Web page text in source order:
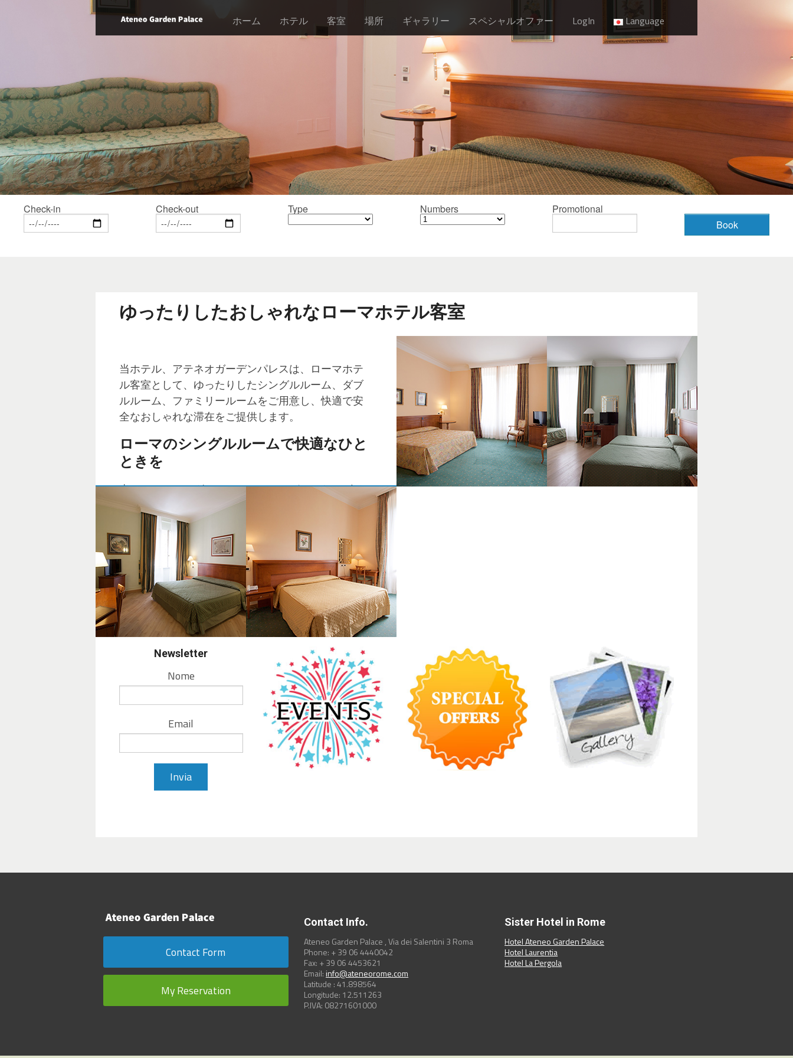
ホーム ホテル 客室 場所 ギャラリー スペシャルオファー LogIn Language
Check-in Check-out Type Numbers Promotional
ゆったりしたおしゃれなローマホテル客室
当ホテル、アテネオガーデンパレスは、ローマホテ
ル客室として、ゆったりしたシングルルーム、ダブ
ルルーム、ファミリールームをご用意し、快適で安
全なおしゃれな滞在をご提供します。
ローマのシングルルームで快適なひと
ときを
当ホテルのシングルルームは、エレガントなデザイ
ンと機能性を兼ね備えています。全室に高速インタ
ーネットと国際衛星放送が完備され、仕事や娯楽に
も便利です。静かな中庭に面し、遮音性に優れてい
るため、ゆっくりとお休みいただけます。
広々としたダブルルームでのご滞在
ダブルルームは、柔らかみのある桜材の家具とイタ
リアン・クラシックな色調のインテリアで統一さ
れ、落ち着いた空間を演出。大理石張りの浴室には
バスタブまたはシャワーを備え、ヘアドライヤーや
アメニティも充実しています。ミニバーやエアコ
ン、セーフティボックスも完備し、快適な滞在をお
約束します。
家族連れに最適なファミリールーム
ファミリールームは広々としており、ご家族での滞
在に最適です。屋上のガーデンテラスでビュッフェ
スタイルの朝食をお楽しみいただけます。ご希望に
国際衛星テレビ放送
中庭に面した静かなロケーション
ローマでの理想的な滞在をサポート
アテネオガーデンパレスは、市内中心部のアクセス
も良く、周辺の観光やビジネスに最適な立地です。
安全で静かな環境の中、ゆったりとした客室でくつ
ぜひ、当ホテルの多彩な客室タイプからお選びいた
Newsletter
Nome
Email
Contact Form
My Reservation
Contact Info.
Ateneo Garden Palace , Via dei Salentini 3 Roma
Phone: + 39 06 4440042
Fax: + 39 06 4453621
Email:info@ateneorome.com
Latitude : 41.898564
Longitude: 12.511263
P.IVA: 08271601000
Sister Hotel in Rome
Hotel Ateneo Garden Palace
Hotel Laurentia
Hotel La Pergola